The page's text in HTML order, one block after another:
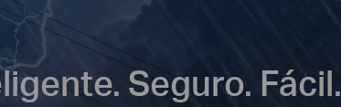
Seguro. Fácil.